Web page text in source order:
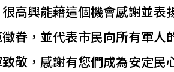
高興能藉這個機會感謝並表
眷，並代表市民向所有軍人
敬，感謝有您們成為安定民